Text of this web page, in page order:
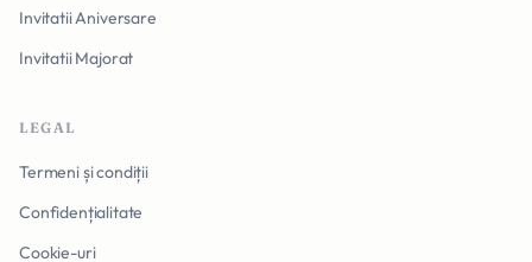
Invitatii Aniversare
Invitatii Majorat
LEGAL
Termeni și condiții
Confidențialitate
Cookie-uri